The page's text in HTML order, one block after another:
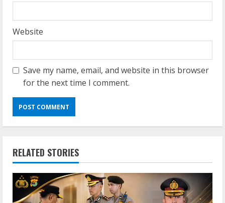
Website
Save my name, email, and website in this browser
for the next time I comment.
RELATED STORIES